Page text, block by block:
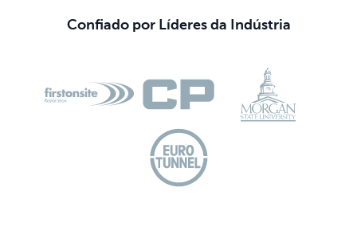
Confiado por Líderes da Indústria